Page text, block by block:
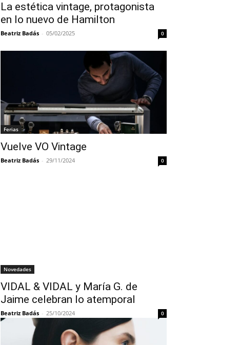
La estética vintage, protagonista
en lo nuevo de Hamilton
Beatriz Badás - 05/02/2025 0
Ferias
Vuelve VO Vintage
Beatriz Badás - 29/11/2024 0
Novedades
VIDAL & VIDAL y María G. de
Jaime celebran lo atemporal
Beatriz Badás - 25/10/2024 0